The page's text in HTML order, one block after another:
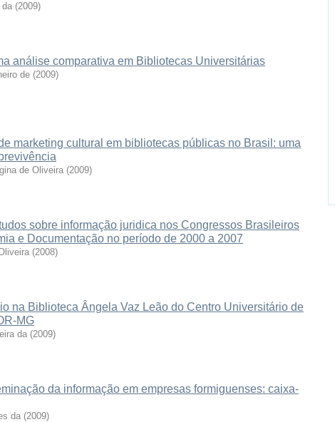
da (2009)
análise comparativa em Bibliotecas Universitárias
de (2009)
marketing cultural em bibliotecas públicas no Brasil: uma
de Oliveira (2009)
sobre informação juridica nos Congressos Brasileiros
e Documentação no período de 2000 a 2007
(2008)
na Biblioteca Ângela Vaz Leão do Centro Universitário de
MG
da (2009)
da informação em empresas formiguenses: caixa-
da (2009)